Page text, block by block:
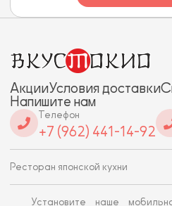
АкцииУсловия доставки
Напишите нам
Телефон
+7 (962) 441-14-92
Ресторан японской кухни
Установите наше